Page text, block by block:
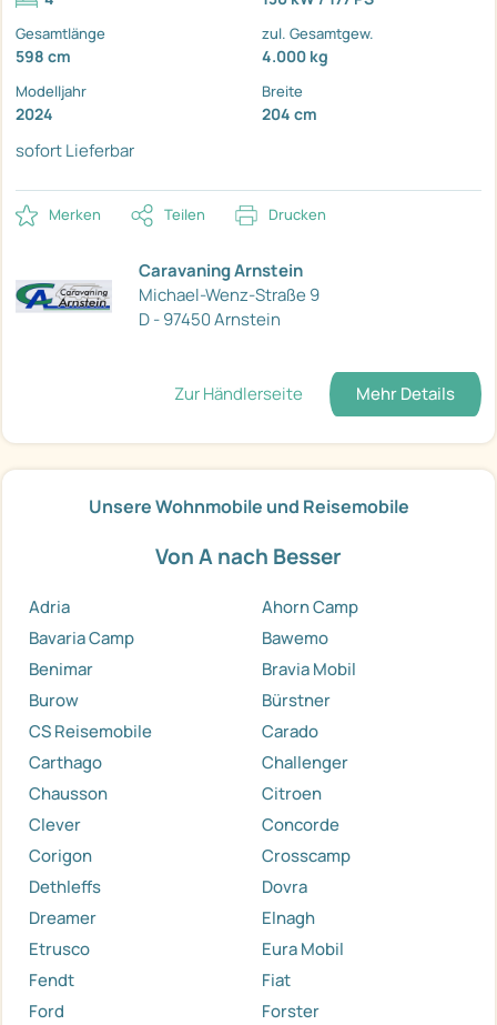
Gesamtlänge
598 cm
zul. Gesamtgew.
4.000 kg
Modelljahr
2024
Breite
204 cm
sofort Lieferbar
Merken Teilen Drucken
Caravaning Arnstein
Michael-Wenz-Straße 9
D - 97450 Arnstein
Zur Händlerseite Mehr Details
Unsere Wohnmobile und Reisemobile
Von A nach Besser
Adria
Ahorn Camp
Bavaria Camp
Bawemo
Benimar
Bravia Mobil
Burow
Bürstner
CS Reisemobile
Carado
Carthago
Challenger
Chausson
Citroen
Clever
Concorde
Corigon
Crosscamp
Dethleffs
Dovra
Dreamer
Elnagh
Etrusco
Eura Mobil
Fendt
Fiat
Ford
Forster